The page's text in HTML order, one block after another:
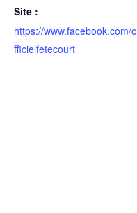
Site :
https://www.facebook.com/o
fficielfetecourt